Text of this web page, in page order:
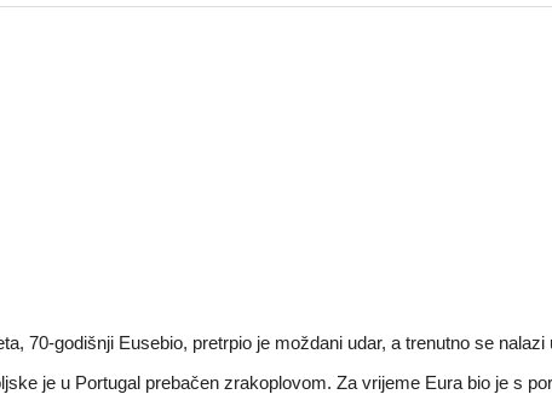
70-godišnji Eusebio, pretrpio je moždani udar, a trenutno se nalazi
je u Portugal prebačen zrakoplovom. Za vrijeme Eura bio je s